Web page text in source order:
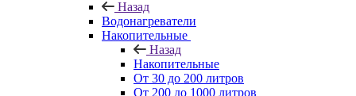
Назад
Водонагреватели
Накопительные
Назад
Накопительные
От 30 до 200 литров
От 200 до 1000 литров